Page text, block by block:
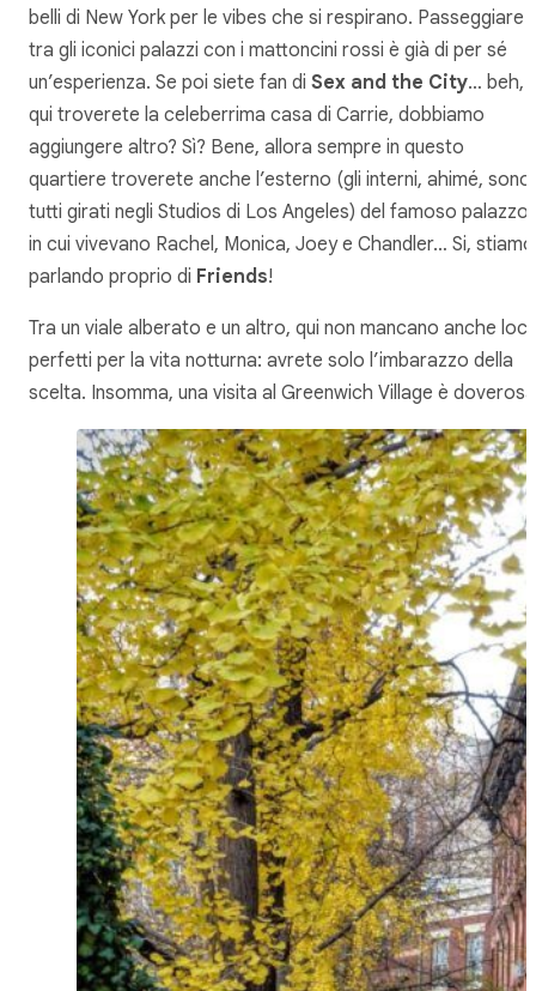
belli di New York per le vibes che si respirano. Passeggiare
tra gli iconici palazzi con i mattoncini rossi è già di per sé
un’esperienza. Se poi siete fan di Sex and the City… beh,
qui troverete la celeberrima casa di Carrie, dobbiamo
aggiungere altro? Sì? Bene, allora sempre in questo
quartiere troverete anche l’esterno (gli interni, ahimé, sono
tutti girati negli Studios di Los Angeles) del famoso palazzo
in cui vivevano Rachel, Monica, Joey e Chandler… Si, stiamo
parlando proprio di Friends!
Tra un viale alberato e un altro, qui non mancano anche
perfetti per la vita notturna: avrete solo l’imbarazzo della
scelta. Insomma, una visita al Greenwich Village è